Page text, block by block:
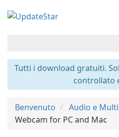
Tutti i download gratuiti.
controllato
Benvenuto Audio e
Webcam for PC and Mac